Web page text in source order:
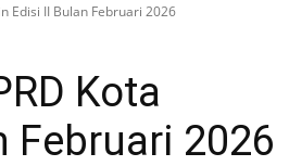
Edisi II Bulan Februari 2026
Kota
Februari 2026